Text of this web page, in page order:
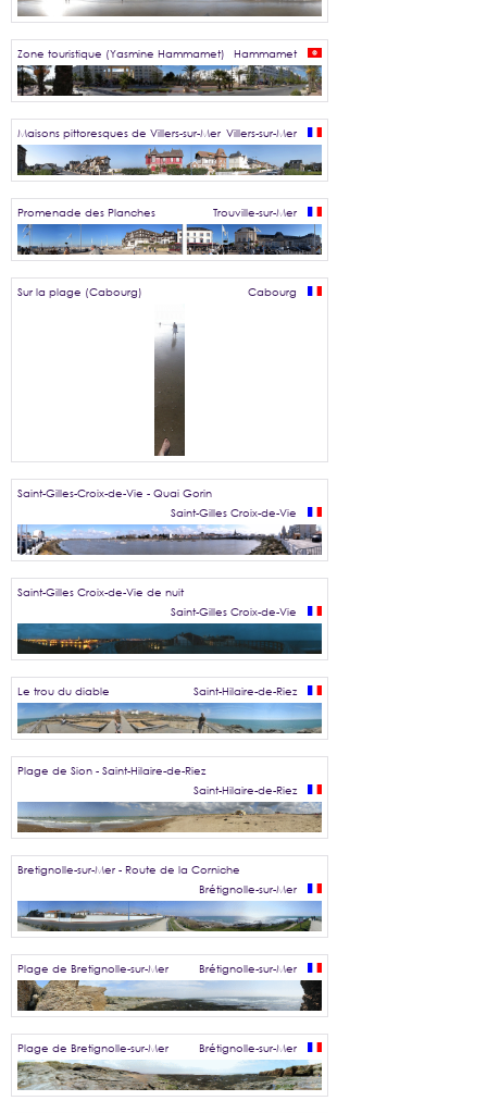
Zone touristique (Yasmine Hammamet) Hammamet
Maisons pittoresques de Villers-sur-Mer Villers-sur-Mer
Promenade des Planches Trouville-sur-Mer
Sur la plage (Cabourg) Cabourg
Saint-Gilles-Croix-de-Vie - Quai Gorin
Saint-Gilles Croix-de-Vie
Saint-Gilles Croix-de-Vie de nuit
Saint-Gilles Croix-de-Vie
Le trou du diable Saint-Hilaire-de-Riez
Plage de Sion - Saint-Hilaire-de-Riez
Saint-Hilaire-de-Riez
Bretignolle-sur-Mer - Route de la Corniche
Brétignolle-sur-Mer
Plage de Bretignolle-sur-Mer Brétignolle-sur-Mer
Plage de Bretignolle-sur-Mer Brétignolle-sur-Mer